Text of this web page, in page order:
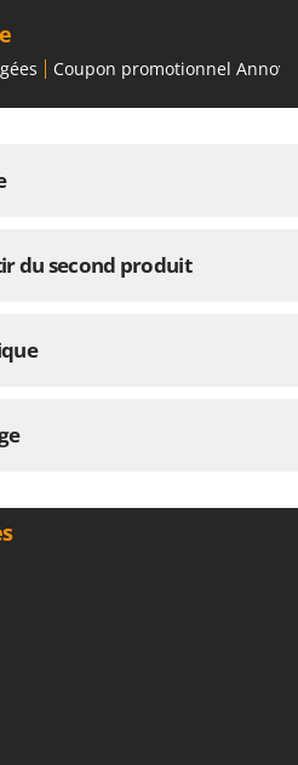
Coupon promotionnel Annovi
du second produit